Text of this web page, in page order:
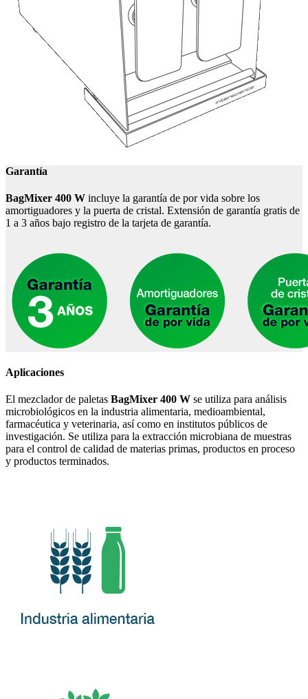
Garantía
BagMixer 400 W incluye la garantía de por vida sobre los
amortiguadores y la puerta de cristal. Extensión de garantía gratis de
1 a 3 años bajo registro de la tarjeta de garantía.
Aplicaciones
El mezclador de paletas BagMixer 400 W se utiliza para análisis
microbiológicos en la industria alimentaria, medioambiental,
farmacéutica y veterinaria, así como en institutos públicos de
investigación. Se utiliza para la extracción microbiana de muestras
para el control de calidad de materias primas, productos en proceso
y productos terminados.